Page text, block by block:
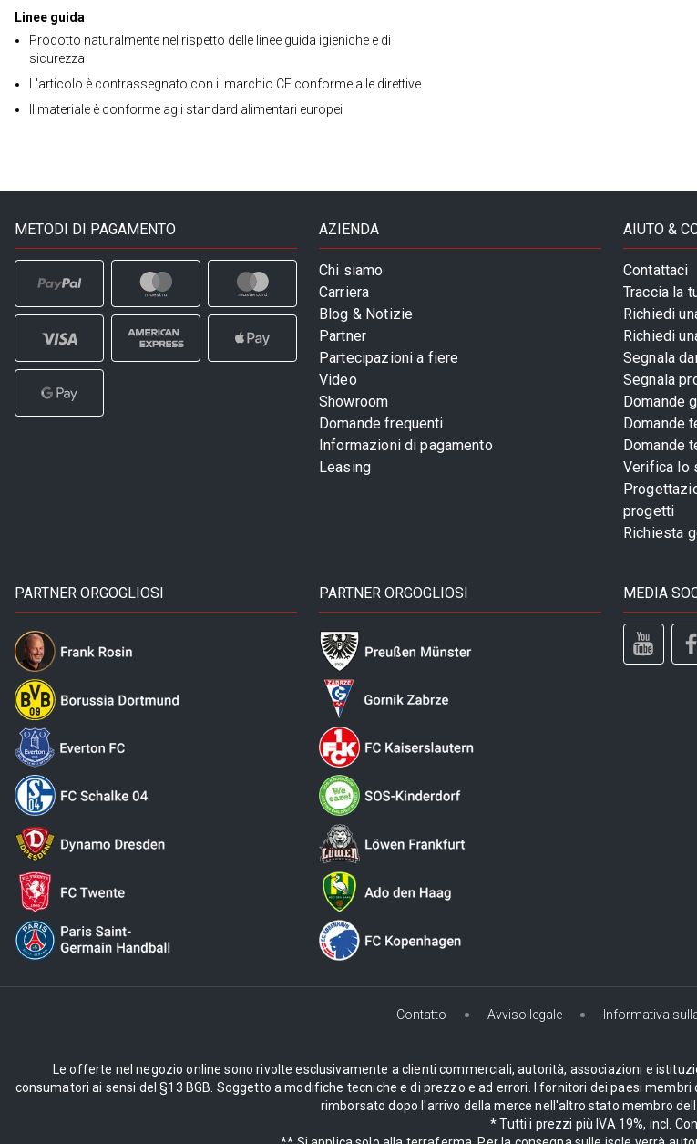
Linee guida
Prodotto naturalmente nel rispetto delle linee guida igieniche e di
sicurezza
L'articolo è contrassegnato con il marchio CE conforme alle direttive
Il materiale è conforme agli standard alimentari europei
METODI DI PAGAMENTO AZIENDA
Chi siamo
Carriera
Blog & Notizie
Partner
Partecipazioni a fiere
Video
Showroom
Domande frequenti
Informazioni di pagamento
Leasing
AIUTO &
Contattaci
Traccia la
Richiedi
Richiedi
Segnala
Segnala
Domande
Domande
Domande
Verifica lo
progetti
Richiesta
PARTNER ORGOGLIOSI PARTNER ORGOGLIOSI MEDIA
Contatto Avviso legale Informativa
Le offerte nel negozio online sono rivolte esclusivamente a clienti commerciali, autorità, associazioni e
consumatori ai sensi del §13 BGB. Soggetto a modifiche tecniche e di prezzo e ad errori. I fornitori dei paesi
rimborsato dopo l'arrivo della merce nell'altro stato membro
* Tutti i prezzi più IVA 19%, incl.